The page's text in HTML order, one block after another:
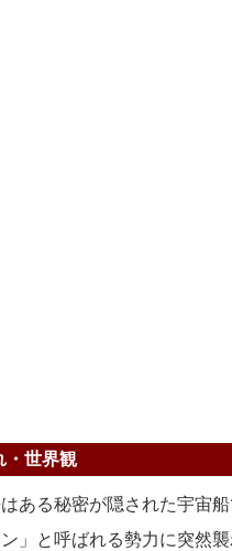
・世界観
ある秘密が隠された宇宙船
」と呼ばれる勢力に突然襲